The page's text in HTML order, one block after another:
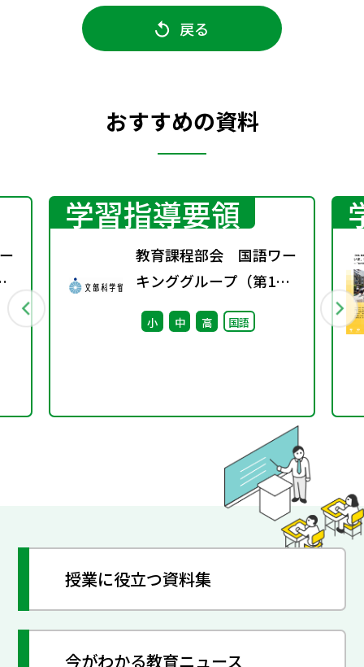
戻る
おすすめの資料
学習指導要領
教育課程部会 国語ワー
キンググループ（第1
回） 配付資料
小 中 高 国語
授業に役立つ資料集
今がわかる教育ニュース